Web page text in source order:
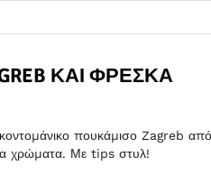
ΚΑΙ ΦΡΈΣΚΑ
πουκάμισο Zagreb από
χρώματα. Με tips στυλ!